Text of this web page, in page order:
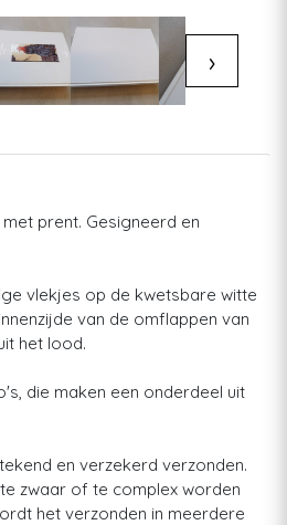
›
prent. Gesigneerd en
vlekjes op de kwetsbare witte
van de omflappen van
het lood.
die maken een onderdeel uit
en verzekerd verzonden.
zwaar of te complex worden
het verzonden in meerdere